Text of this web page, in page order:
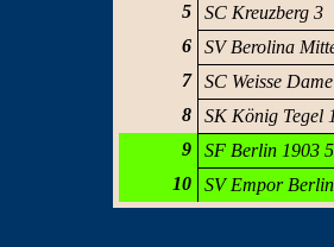
5
SC Kreuzberg 3
6
SV Berolina
7
SC Weisse
8
SK König Tegel
9
SF Berlin 1903 5
10
SV Empor